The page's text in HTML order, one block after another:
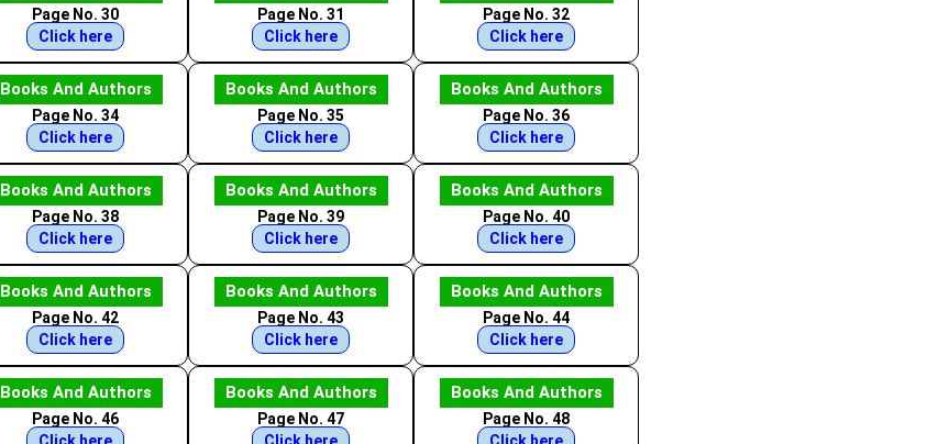
Page No. 30
Click here
Page No. 31
Click here
Page No. 32
Click here
Books And Authors
Page No. 34
Click here
Books And Authors
Page No. 35
Click here
Books And Authors
Page No. 36
Click here
Books And Authors
Page No. 38
Click here
Books And Authors
Page No. 39
Click here
Books And Authors
Page No. 40
Click here
Books And Authors
Page No. 42
Click here
Books And Authors
Page No. 43
Click here
Books And Authors
Page No. 44
Click here
Books And Authors
Page No. 46
Books And Authors
Page No. 47
Books And Authors
Page No. 48